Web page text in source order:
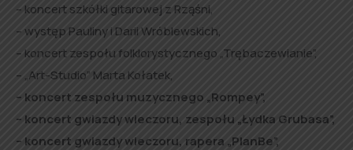
– koncert szkółki gitarowej z Rząśni,
– występ Pauliny i Darii Wróblewskich,
– koncert zespołu folklorystycznego „Trębaczewianie”,
– „Art-Studio” Marta Kołatek,
– koncert zespołu muzycznego „Rompey”,
– koncert gwiazdy wieczoru, zespołu „Łydka Grubasa”,
– koncert gwiazdy wieczoru, rapera „PlanBe”,